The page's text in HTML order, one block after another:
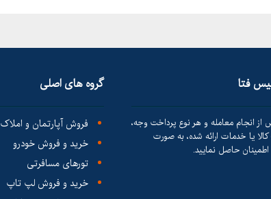
فتا
از انجام معامله و هر نوع پرداخت وجه،
یا خدمات ارائه شده، به صورت
حاصل نمایید.
گروه های اصلی
فروش آپارتمان و املاک
خرید و فروش خودرو
تورهای مسافرتی
خرید و فروش لپ تاپ